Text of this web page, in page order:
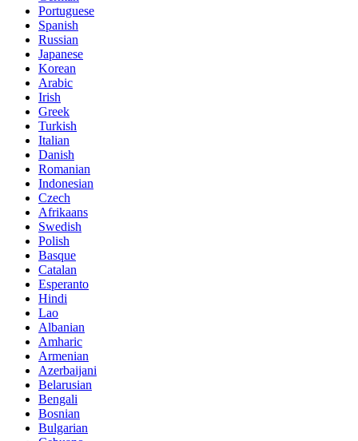
Portuguese
Spanish
Russian
Japanese
Korean
Arabic
Irish
Greek
Turkish
Italian
Danish
Romanian
Indonesian
Czech
Afrikaans
Swedish
Polish
Basque
Catalan
Esperanto
Hindi
Lao
Albanian
Amharic
Armenian
Azerbaijani
Belarusian
Bengali
Bosnian
Bulgarian